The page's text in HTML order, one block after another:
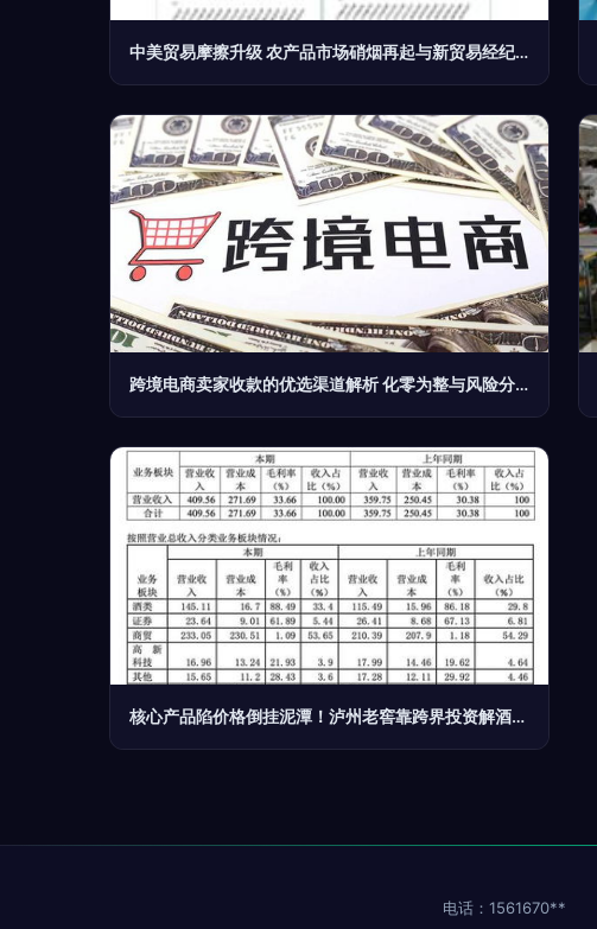
中美贸易摩擦升级 农产品市场硝烟再起与新贸易经纪生态挑战
跨境电商卖家收款的优选渠道解析 化零为整与风险分散之道
核心产品陷价格倒挂泥潭！泸州老窖靠跨界投资解酒业困境？
电话：1561670**